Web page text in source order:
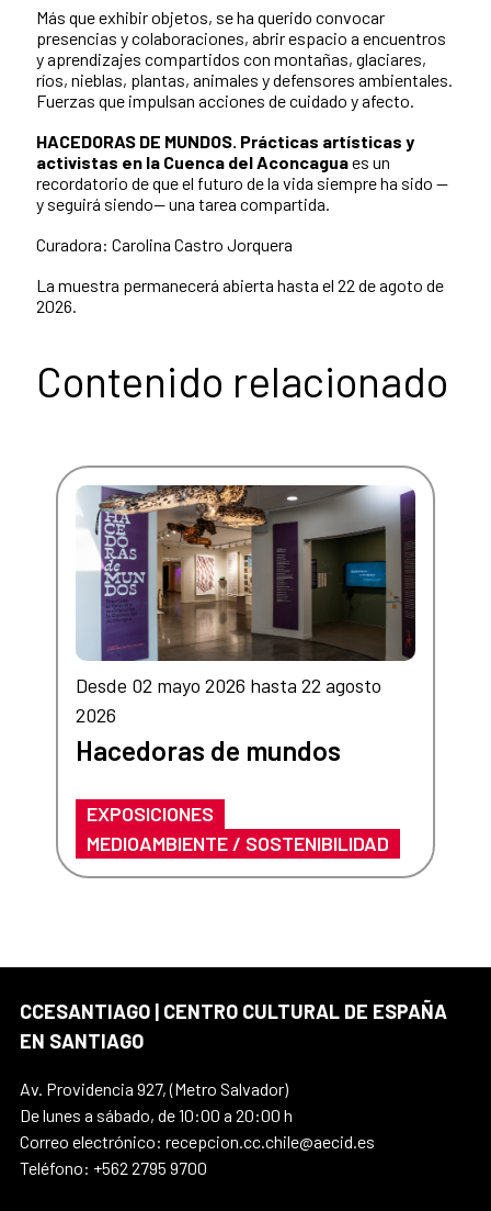
Más que exhibir objetos, se ha querido convocar
presencias y colaboraciones, abrir espacio a encuentros
y aprendizajes compartidos con montañas, glaciares,
ríos, nieblas, plantas, animales y defensores ambientales.
Fuerzas que impulsan acciones de cuidado y afecto.
HACEDORAS DE MUNDOS. Prácticas artísticas y
activistas en la Cuenca del Aconcaguaes un
recordatorio de que el futuro de la vida siempre ha sido —
y seguirá siendo— una tarea compartida.
Curadora: Carolina Castro Jorquera
La muestra permanecerá abierta hasta el 22 de agoto de
2026.
Contenido relacionado
Desde 02 mayo 2026 hasta 22 agosto
2026
Hacedoras de mundos
EXPOSICIONES
MEDIOAMBIENTE / SOSTENIBILIDAD
CCESANTIAGO | CENTRO CULTURAL DE ESPAÑA
EN SANTIAGO
Av. Providencia 927, (Metro Salvador)
De lunes a sábado, de 10:00 a 20:00 h
Correo electrónico: recepcion.cc.chile@aecid.es
Teléfono: +562 2795 9700